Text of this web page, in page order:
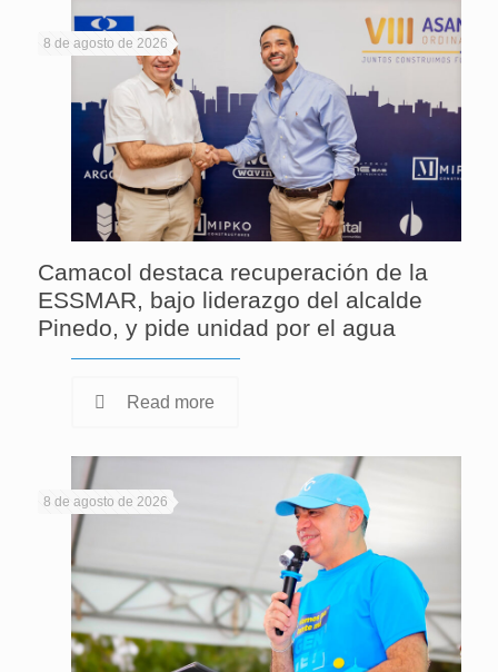
8 de agosto de 2026
Camacol destaca recuperación de la
ESSMAR, bajo liderazgo del alcalde
Pinedo, y pide unidad por el agua
Read more
8 de agosto de 2026